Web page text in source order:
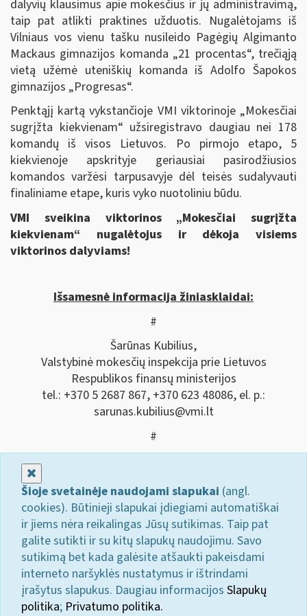
dalyvių klausimus apie mokesčius ir jų administravimą,
taip pat atlikti praktines užduotis. Nugalėtojams iš
Vilniaus vos vienu tašku nusileido Pagėgių Algimanto
Mackaus gimnazijos komanda „21 procentas“, trečiąją
vietą užėmė uteniškių komanda iš Adolfo Šapokos
gimnazijos „Progresas“.
Penktąjį kartą vykstančioje VMI viktorinoje „Mokesčiai
sugrįžta kiekvienam“ užsiregistravo daugiau nei 178
komandų iš visos Lietuvos. Po pirmojo etapo, 5
kiekvienoje apskrityje geriausiai pasirodžiusios
komandos varžėsi tarpusavyje dėl teisės sudalyvauti
finaliniame etape, kuris vyko nuotoliniu būdu.
VMI sveikina viktorinos „Mokesčiai sugrįžta
kiekvienam“ nugalėtojus ir dėkoja visiems
viktorinos dalyviams!
Išsamesnė informacija žiniasklaidai:
#
Šarūnas Kubilius,
Valstybinė mokesčių inspekcija prie Lietuvos
Respublikos finansų ministerijos
tel.: +370 5 2687 867, +370 623 48086, el. p.:
sarunas.kubilius@vmi.lt
#
Šioje svetainėje naudojami slapukai (angl.
cookies). Būtinieji slapukai įdiegiami automatiškai
ir jiems nėra reikalingas Jūsų sutikimas. Taip pat
galite sutikti ir su kitų slapukų naudojimu. Savo
sutikimą bet kada galėsite atšaukti pakeisdami
interneto naršyklės nustatymus ir ištrindami
įrašytus slapukus. Daugiau informacijos Slapukų
politika; Privatumo politika.